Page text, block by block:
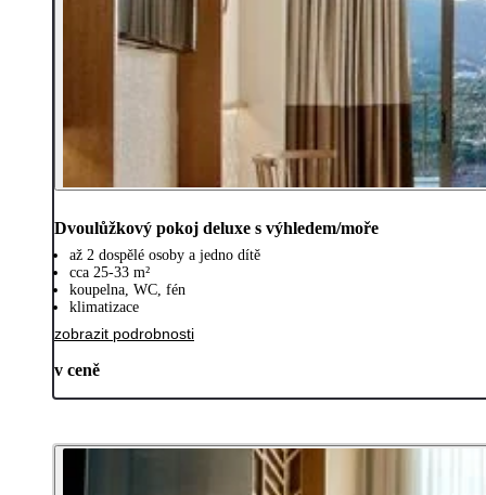
Dvoulůžkový pokoj deluxe s výhledem/moře
až 2 dospělé osoby a jedno dítě
cca 25-33 m²
koupelna, WC, fén
klimatizace
zobrazit podrobnosti
v ceně